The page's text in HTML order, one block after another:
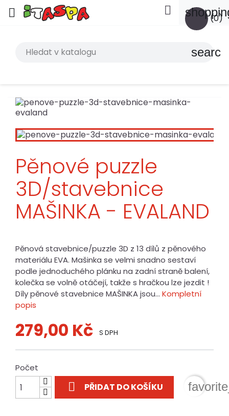
 (0)

search
Pěnové puzzle
3D/stavebnice
MAŠINKA - EVALAND
Pěnová stavebnice/puzzle 3D z 13 dílů z pěnového
materiálu EVA. Mašinka se velmi snadno sestaví
podle jednoduchého plánku na zadní straně balení,
kolečka se volně otáčejí, takže s hračkou lze jezdit !
Díly pěnové stavebnice MAŠINKA jsou... Kompletní
popis
279,00 Kč S DPH
Počet
 PŘIDAT DO KOŠÍKU